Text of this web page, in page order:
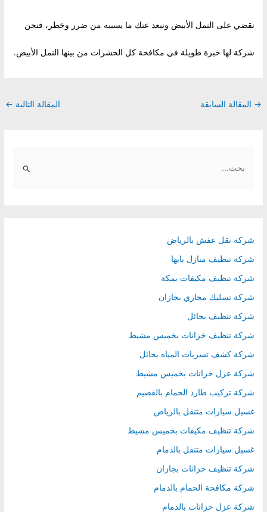
نقضي على النمل الأبيض ونبعد عنك ما يسببه من ضرر وخطر، فنحن
شركة لها خبرة طويلة في مكافحة كل الحشرات من بينها النمل الأبيض.
Post
→ المقالة السابقة المقالة التالية ←
r
:
شركة نقل عفش بالرياض
شركة تنظيف منازل بابها
شركة تنظيف مكيفات بمكة
شركة تسليك مجاري بجازان
شركة تنظيف بحائل
شركة تنظيف خزانات بخميس مشيط
شركة كشف تسربات المياه بحائل
شركة عزل خزانات بخميس مشيط
شركة تركيب طارد الحمام بالقصيم
غسيل سيارات متنقل بالرياض
شركة تنظيف مكيفات بخميس مشيط
غسيل سيارات متنقل بالدمام
شركة تنظيف خزانات بجازان
شركة مكافحة الحمام بالدمام
شركة عزل خزانات بالدمام